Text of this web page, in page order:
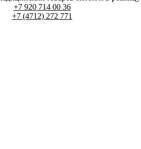
+7 920 714 00 36
+7 (4712) 272 771